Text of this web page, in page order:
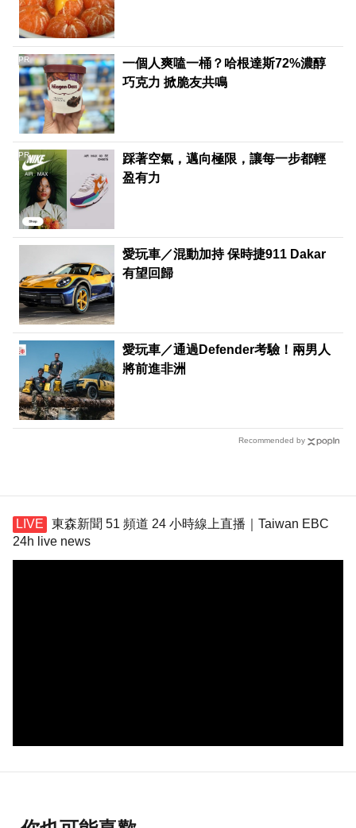
一個人爽嗑一桶？哈根達斯72%濃醇
巧克力 掀脆友共鳴
PR
踩著空氣，邁向極限，讓每一步都輕
盈有力
PR
愛玩車／混動加持 保時捷911 Dakar
有望回歸
愛玩車／通過Defender考驗！兩男人
將前進非洲
Recommended by
東森新聞 51 頻道 24 小時線上直播｜Taiwan EBC
24h live news